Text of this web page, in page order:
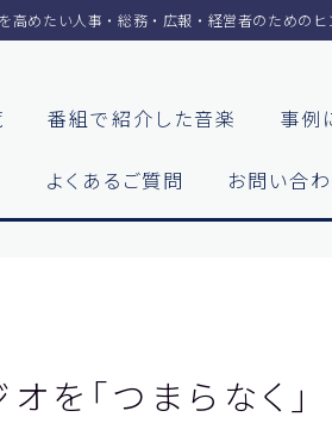
高めたい人事・総務・広報・経営者のための
番組で紹介した音楽 事例
各社の
お客様
よくあるご質問 お問い合
サービス一覧
を「つまらなく」